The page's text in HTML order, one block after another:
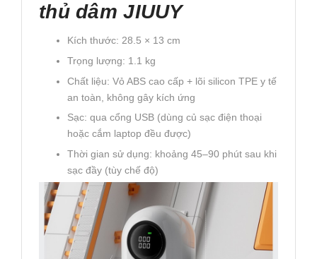
thủ dâm JIUUY
Kích thước: 28.5 × 13 cm
Trọng lượng: 1.1 kg
Chất liệu: Vỏ ABS cao cấp + lõi silicon TPE y tế
an toàn, không gây kích ứng
Sạc: qua cổng USB (dùng củ sạc điện thoại
hoặc cắm laptop đều được)
Thời gian sử dụng: khoảng 45–90 phút sau khi
sạc đầy (tùy chế độ)